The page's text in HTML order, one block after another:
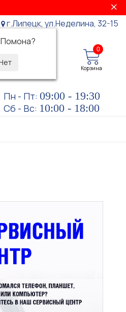
Помона?
г.Липецк, ул.Неделина, 32-15
0
Корзина
Пн - Пт: 09:00 - 19:30
Сб - Вс: 10:00 - 18:00